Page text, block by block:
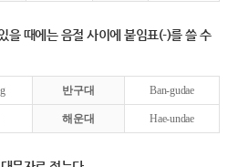
을 때에는 음절 사이에 붙임표(-)를 쓸 수
반구대 Ban-gudae
해운대 Hae-undae